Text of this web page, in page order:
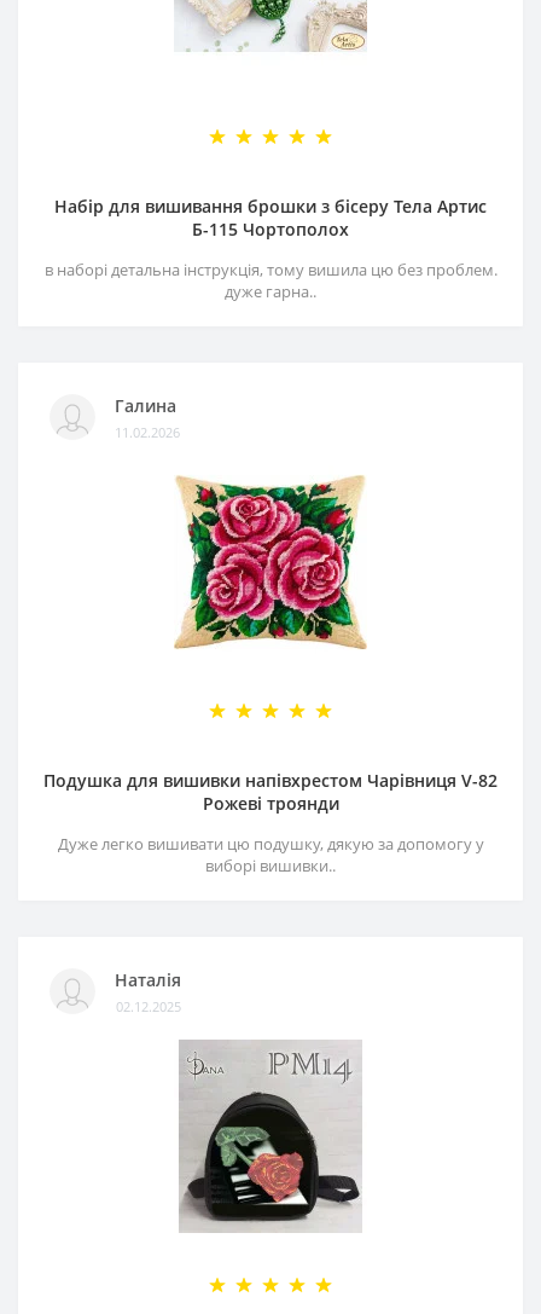
Набір для вишивання брошки з бісеру Тела Артис
Б-115 Чортополох
в наборі детальна інструкція, тому вишила цю без проблем.
дуже гарна..
Галина
11.02.2026
Подушка для вишивки напівхрестом Чарівниця V-82
Рожеві троянди
Дуже легко вишивати цю подушку, дякую за допомогу у
виборі вишивки..
Наталія
02.12.2025